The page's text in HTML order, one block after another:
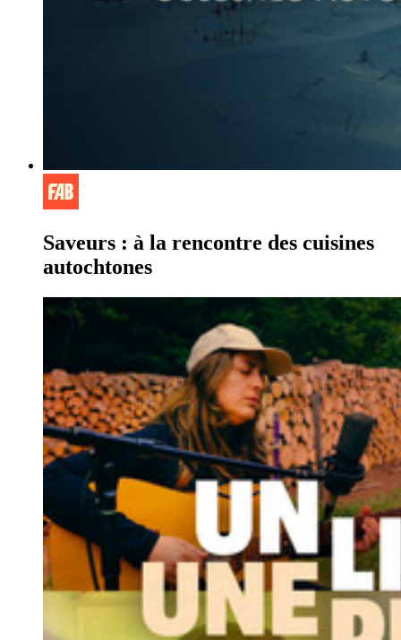
Saveurs : à la rencontre des cuisines
autochtones